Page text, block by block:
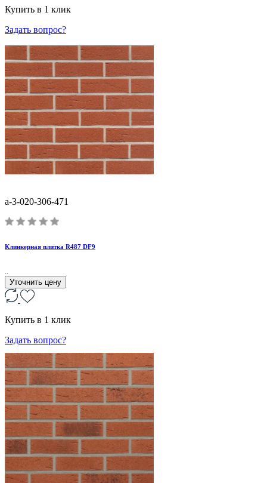
Купить в 1 клик
Задать вопрос?
a-3-020-306-471
Клинкерная плитка R487 DF9
Уточнить цену
Купить в 1 клик
Задать вопрос?